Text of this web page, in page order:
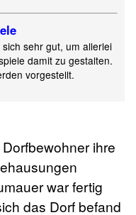
sehr gut, um allerlei
damit zu gestalten.
vorgestellt.
ihre
war fertig
das Dorf befand